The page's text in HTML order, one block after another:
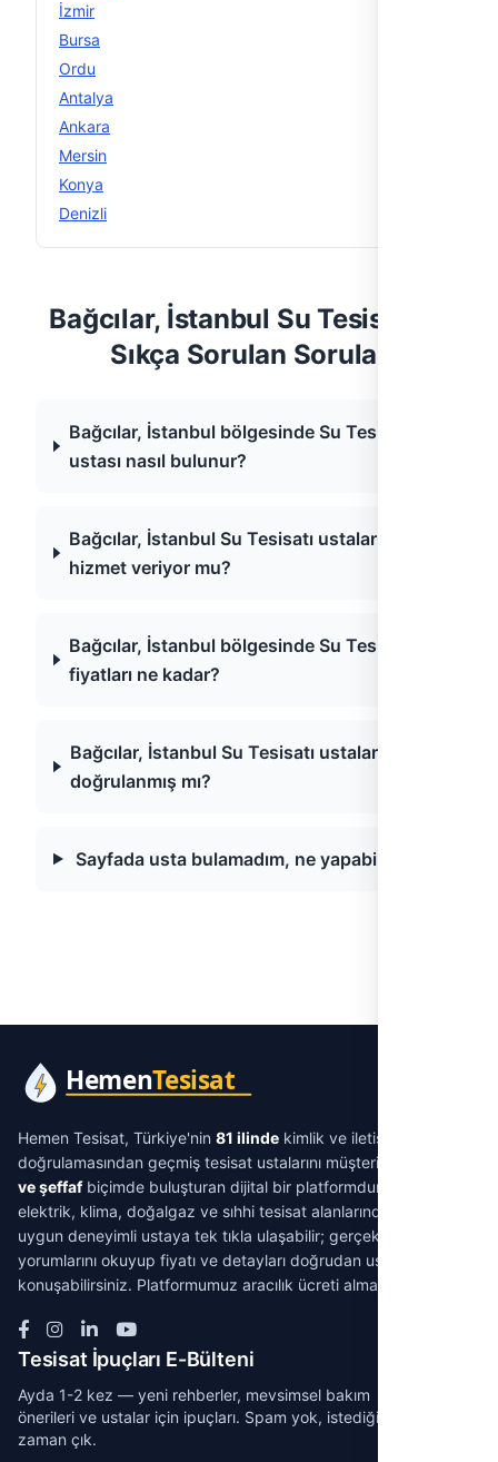
İzmir
Bursa
Ordu
Antalya
Ankara
Mersin
Konya
Denizli
Bağcılar, İstanbul Su Tesisatı —
Sıkça Sorulan Sorular
Bağcılar, İstanbul bölgesinde Su Tesisatı
ustası nasıl bulunur?
Bağcılar, İstanbul Su Tesisatı ustaları acil
hizmet veriyor mu?
Bağcılar, İstanbul bölgesinde Su Tesisatı
fiyatları ne kadar?
Bağcılar, İstanbul Su Tesisatı ustaları
doğrulanmış mı?
Sayfada usta bulamadım, ne yapabilirim?
Hemen Tesisat, Türkiye'nin 81 ilinde kimlik ve iletişim
doğrulamasından geçmiş tesisat ustalarını müşterilerle
ve şeffafbiçimde buluşturan dijital bir platformdur. Su tesisatı,
elektrik, klima, doğalgaz ve sıhhi tesisat alanlarında ihtiyacınıza
uygun deneyimli ustaya tek tıkla ulaşabilir; gerçek müşteri
yorumlarını okuyup fiyatı ve detayları doğrudan ustayla
konuşabilirsiniz. Platformumuz aracılık ücreti almaz.
Tesisat İpuçları E-Bülteni
Ayda 1-2 kez — yeni rehberler, mevsimsel bakım
önerileri ve ustalar için ipuçları. Spam yok, istediğin
zaman çık.